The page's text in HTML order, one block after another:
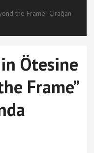
the Frame” Çırağan
Ötesine
Frame”